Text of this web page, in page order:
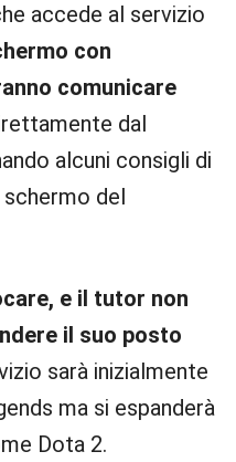
accede al servizio
con
comunicare
dal
alcuni consigli di
del
e il tutor non
il suo posto
sarà inizialmente
ma si espanderà
Dota 2.